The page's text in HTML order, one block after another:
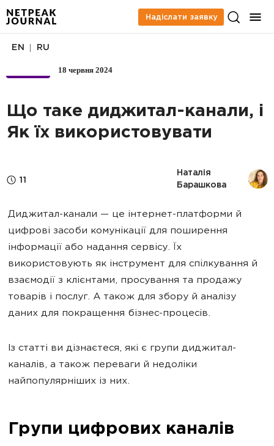
Надіслати заявку
18 червня 2024
EN RU
Що таке диджитал-канали, і
Як їх використовувати
11
Наталія
Барашкова
Диджитал-канали — це інтернет-платформи й
цифрові засоби комунікації для поширення
інформації або надання сервісу. Їх
використовують як інструмент для спілкування й
взаємодії з клієнтами, просування та продажу
товарів і послуг. А також для збору й аналізу
даних для покращення бізнес-процесів.
Із статті ви дізнаєтеся, які є групи диджитал-
каналів, а також переваги й недоліки
найпопулярніших із них.
Групи цифрових каналів